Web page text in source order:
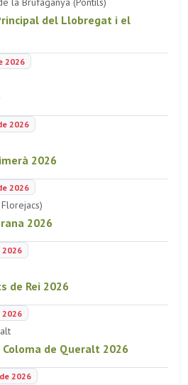
del Llobregat i el
2026
2026
2026
2026
2026
2026
de Rei 2026
2026
de Queralt 2026
2026